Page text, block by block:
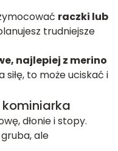
raczki lub
trudniejsze
najlepiej z merino
siłę, to może uciskać i
kominiarka
dłonie i stopy.
ale